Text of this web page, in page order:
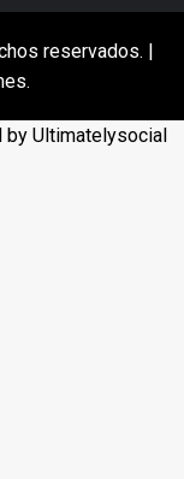
reservados. |
by Ultimatelysocial